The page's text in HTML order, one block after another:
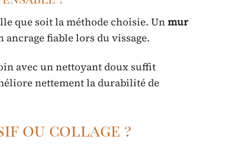
que soit la méthode choisie. Unmur
ancrage fiable lors du vissage.
avec un nettoyant doux suffit
nettement la durabilité de
ou collage ?